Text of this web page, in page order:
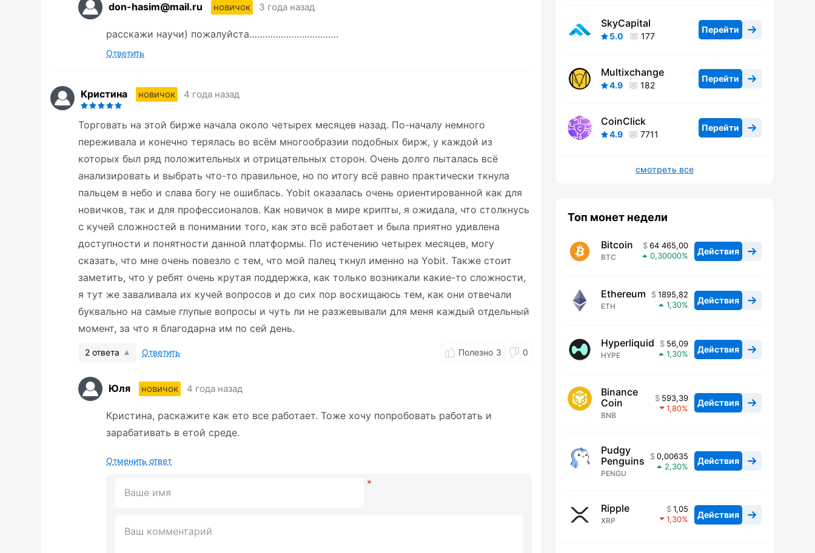
don-hasim@mail.ru новичок 3 года назад
расскажи научи) пожалуйста…………………………….
Ответить
Кристина новичок 4 года назад
Торговать на этой бирже начала около четырех месяцев назад. По-началу немного
переживала и конечно терялась во всём многообразии подобных бирж, у каждой из
которых был ряд положительных и отрицательных сторон. Очень долго пыталась всё
анализировать и выбрать что-то правильное, но по итогу всё равно практически ткнула
пальцем в небо и слава богу не ошиблась. Yobit оказалась очень ориентированной как для
новичков, так и для профессионалов. Как новичок в мире крипты, я ожидала, что столкнусь
с кучей сложностей в понимании того, как это всё работает и была приятно удивлена
доступности и понятности данной платформы. По истечению четырех месяцев, могу
сказать, что мне очень повезло с тем, что мой палец ткнул именно на Yobit. Также стоит
заметить, что у ребят очень крутая поддержка, как только возникали какие-то сложности,
я тут же заваливала их кучей вопросов и до сих пор восхищаюсь тем, как они отвечали
буквально на самые глупые вопросы и чуть ли не разжевывали для меня каждый отдельный
момент, за что я благодарна им по сей день.
2 ответа Ответить 3 0
Юля новичок 4 года назад
Кристина, раскажите как ето все работает. Тоже хочу попробовать работать и
зарабативать в етой среде.
Отменить ответ
SkyCapital
5.0 177
Перейти
Multixchange
4.9 182
Перейти
CoinClick
4.9 7711
Перейти
смотреть все
Топ монет недели
Bitcoin
BTC
64 465,00
0,30000
Действия
Ethereum
ETH
1895,82
1,30
Действия
Hyperliquid
HYPE
56,09
1,30
Действия
Binance
Coin
BNB
593,39
1,80
Действия
Pudgy
Penguins
PENGU
0,00635
2,30
Действия
Ripple
XRP
1,05
1,30
Действия